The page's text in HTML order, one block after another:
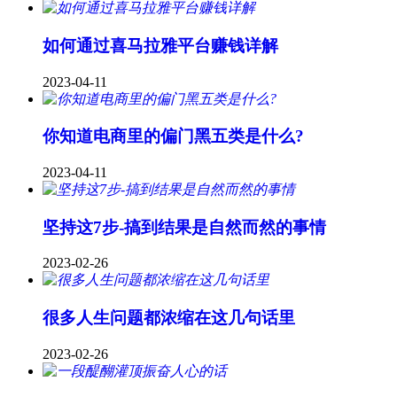
如何通过喜马拉雅平台赚钱详解
2023-04-11
你知道电商里的偏门黑五类是什么?
2023-04-11
坚持这7步-搞到结果是自然而然的事情
2023-02-26
很多人生问题都浓缩在这几句话里
2023-02-26